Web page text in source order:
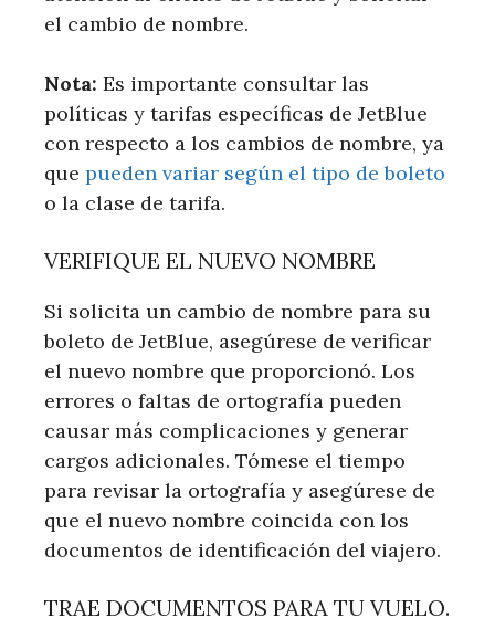
el cambio de nombre.
Nota: Es importante consultar las
políticas y tarifas específicas de JetBlue
con respecto a los cambios de nombre, ya
que pueden variar según el tipo de boleto
o la clase de tarifa.
VERIFIQUE EL NUEVO NOMBRE
Si solicita un cambio de nombre para su
boleto de JetBlue, asegúrese de verificar
el nuevo nombre que proporcionó. Los
errores o faltas de ortografía pueden
causar más complicaciones y generar
cargos adicionales. Tómese el tiempo
para revisar la ortografía y asegúrese de
que el nuevo nombre coincida con los
documentos de identificación del viajero.
TRAE DOCUMENTOS PARA TU VUELO.